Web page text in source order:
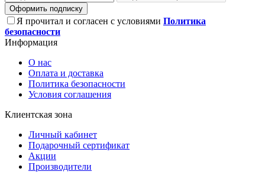
Оформить подписку
Я прочитал и согласен с условиями Политика
безопасности
Информация
О нас
Оплата и доставка
Политика безопасности
Условия соглашения
Клиентская зона
Личный кабинет
Подарочный сертификат
Акции
Производители